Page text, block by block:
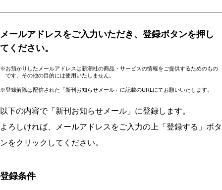
メールアドレスをご入力いただき、登録ボタンを押し
てください。
※お預かりしたメールアドレスは新潮社の商品・サービスの情報をご提供するためのもの
です。その他の目的には使用いたしません。
※登録解除は配信された「新刊お知らせメール」に記載のURLにてお願いいたします。
以下の内容で「新刊お知らせメール」に登録します。
よろしければ、メールアドレスをご入力の上「登録する」ボタ
ンをクリックしてください。
登録条件